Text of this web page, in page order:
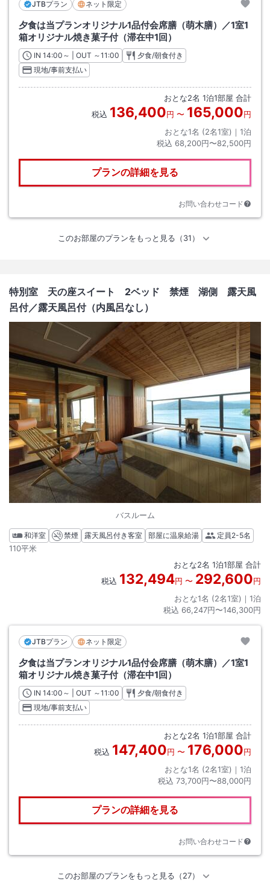
JTBプラン ネット限定
夕食は当プランオリジナル1品付会席膳（萌木膳）／1室1
箱オリジナル焼き菓子付（滞在中1回）
IN チェックイン
14:00 ～ | OUT チェックアウト
～11:00
夕食/朝食付き
現地/事前支払い
おとな2名 1泊1部屋 合計
税込 136,400円 〜 165,000円
おとな1名 (2名1室)｜ 1泊
税込 68,200円〜82,500円
プランの詳細を見る
お問い合わせコード
このお部屋のプランをもっと見る（31）
特別室 天の座スイート 2ベッド 禁煙 湖側 露天風
呂付／露天風呂付（内風呂なし）
バスルーム
和洋室 禁煙 露天風呂付き客室 部屋に温泉給湯 定員2-5名
110平米
おとな2名 1泊1部屋 合計
税込 132,494円 〜 292,600円
おとな1名 (2名1室)｜ 1泊
税込 66,247円〜146,300円
JTBプラン ネット限定
夕食は当プランオリジナル1品付会席膳（萌木膳）／1室1
箱オリジナル焼き菓子付（滞在中1回）
IN チェックイン
14:00 ～ | OUT チェックアウト
～11:00
夕食/朝食付き
現地/事前支払い
おとな2名 1泊1部屋 合計
税込 147,400円 〜 176,000円
おとな1名 (2名1室)｜ 1泊
税込 73,700円〜88,000円
プランの詳細を見る
お問い合わせコード
このお部屋のプランをもっと見る（27）